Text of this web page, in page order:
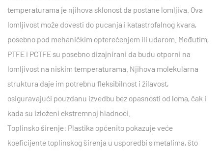
temperaturama je njihova sklonost da postane lomljiva. Ova
lomljivost može dovesti do pucanja i katastrofalnog kvara,
posebno pod mehaničkim opterećenjem ili udarom. Međutim,
PTFE i PCTFE su posebno dizajnirani da budu otporni na
lomljivost na niskim temperaturama. Njihova molekularna
struktura daje im potrebnu fleksibilnost i žilavost,
osiguravajući pouzdanu izvedbu bez opasnosti od loma, čak i
kada su izloženi ekstremnoj hladnoći.
Toplinsko širenje: Plastika općenito pokazuje veće
koeficijente toplinskog širenja u usporedbi s metalima, što